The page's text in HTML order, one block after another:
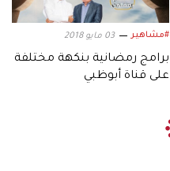
#مشاهير 03 مايو 2018
برامج رمضانية بنكهة مختلفة
على قناة أبوظبي